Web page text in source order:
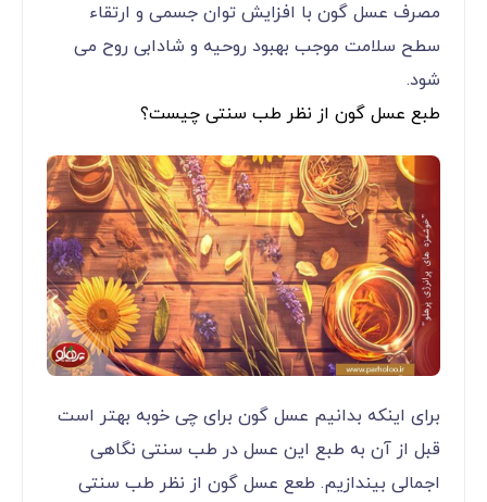
مصرف عسل گون با افزایش توان جسمی و ارتقاء
سطح سلامت موجب بهبود روحیه و شادابی روح می
شود.
طبع عسل گون از نظر طب سنتی چیست؟
برای اینکه بدانیم عسل گون برای چی خوبه بهتر است
قبل از آن به طبع این عسل در طب سنتی نگاهی
اجمالی بیندازیم. طعع عسل گون از نظر طب سنتی